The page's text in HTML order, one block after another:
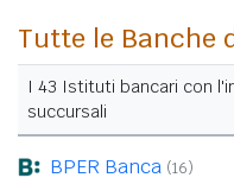
Tutte le Banche
I 43 Istituti bancari con
succursali
BPER Banca (16)